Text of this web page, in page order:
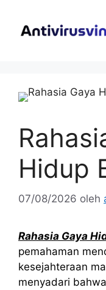
Hidup
07/08/2026 oleh
Rahasia Gaya
pemahaman
kesejahteraan
menyadari